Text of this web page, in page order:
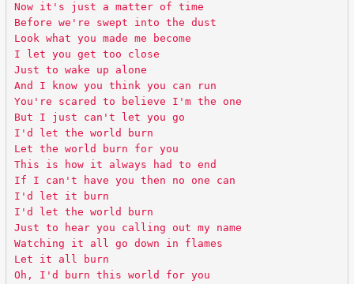
Now it's just a matter of time
Before we're swept into the dust
Look what you made me become
I let you get too close
Just to wake up alone
And I know you think you can run
You're scared to believe I'm the one
But I just can't let you go
I'd let the world burn
Let the world burn for you
This is how it always had to end
If I can't have you then no one can
I'd let it burn
I'd let the world burn
Just to hear you calling out my name
Watching it all go down in flames
Let it all burn
Oh, I'd burn this world for you